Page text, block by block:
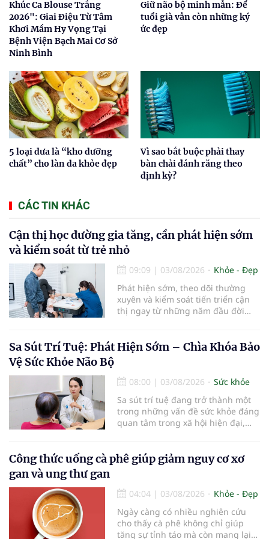
Khúc Ca Blouse Trắng
2026": Giai Điệu Từ Tâm
Khơi Mầm Hy Vọng Tại
Bệnh Viện Bạch Mai Cơ Sở
Ninh Bình
Giữ não bộ minh mẫn: Để
tuổi già vẫn còn những ký
ức đẹp
5 loại dưa là “kho dưỡng
chất” cho làn da khỏe đẹp
Vì sao bắt buộc phải thay
bàn chải đánh răng theo
định kỳ?
CÁC TIN KHÁC
Cận thị học đường gia tăng, cần phát hiện sớm
và kiểm soát từ trẻ nhỏ
09:09 | 03/08/2026
Khỏe - Đẹp
Phát hiện sớm, theo dõi thường
xuyên và kiểm soát tiến triển cận
thị ngay từ những năm đầu đời
trẻ. Đây cũng là định hướng của
Trung tâm Nhãn nhi và Kiểm soát
Đô đưa vào hoạt động ngày 1/8.
Sa Sút Trí Tuệ: Phát Hiện Sớm – Chìa Khóa Bảo
Vệ Sức Khỏe Não Bộ
08:00 | 03/08/2026
Sức khỏe
Sa sút trí tuệ đang trở thành một
trong những vấn đề sức khỏe đáng
quan tâm trong xã hội hiện đại,
triệu người trên thế giới đang
sống chung với bệnh, trong đó
70% trường hợp.
Công thức uống cà phê giúp giảm nguy cơ xơ
gan và ung thư gan
04:04 | 03/08/2026
Khỏe - Đẹp
Ngày càng có nhiều nghiên cứu
cho thấy cà phê không chỉ giúp
tăng sự tỉnh táo mà còn mang lại